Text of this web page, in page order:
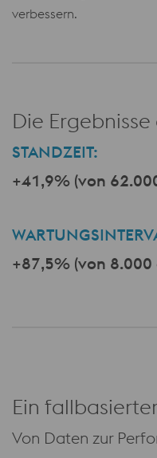
verbessern.
Die
STANDZEIT:
+41,9% (von
+87,5% (von
Ein
Von Daten zur